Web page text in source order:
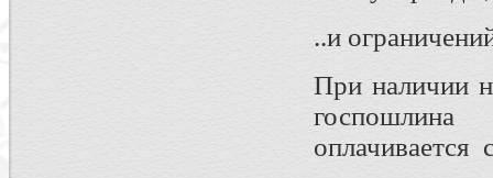
..и
При наличии
госпошлина
оплачивается